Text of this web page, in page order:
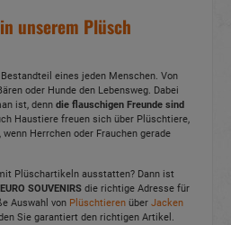
unserem Plüsch
eines jeden Menschen. Von
oder Hunde den Lebensweg. Dabei
ist, denn die flauschigen Freunde sind
Haustiere freuen sich über Plüschtiere,
Herrchen oder Frauchen gerade
Plüschartikeln ausstatten? Dann ist
SOUVENIRS die richtige Adresse für
Auswahl von Plüschtieren über Jacken
Sie garantiert den richtigen Artikel.